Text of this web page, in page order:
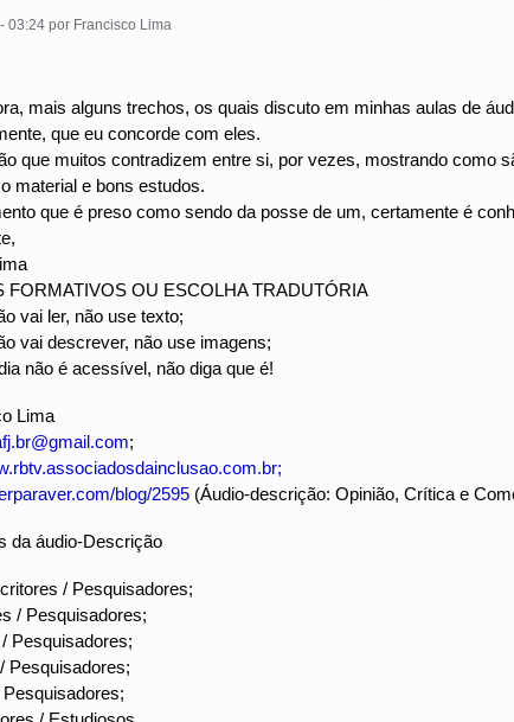
03:24por Francisco Lima
mais alguns trechos, os quais discuto em minhas aulas de
que eu concorde com eles.
que muitos contradizem entre si, por vezes, mostrando como
material e bons estudos.
que é preso como sendo da posse de um, certamente é
FORMATIVOS OU ESCOLHA TRADUTÓRIA
vai ler, não use texto;
vai descrever, não use imagens;
não é acessível, não diga que é!
Lima
;
blog/2595(Áudio-descrição: Opinião, Crítica e
da áudio-Descrição
/ Pesquisadores;
/ Pesquisadores;
Pesquisadores;
Pesquisadores;